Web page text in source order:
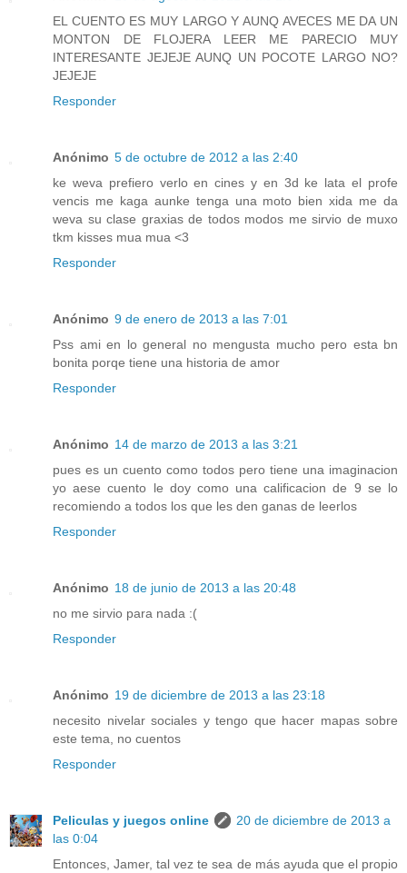
EL CUENTO ES MUY LARGO Y AUNQ AVECES ME DA UN
MONTON DE FLOJERA LEER ME PARECIO MUY
INTERESANTE JEJEJE AUNQ UN POCOTE LARGO NO?
JEJEJE
Responder
Anónimo 5 de octubre de 2012 a las 2:40
ke weva prefiero verlo en cines y en 3d ke lata el profe
vencis me kaga aunke tenga una moto bien xida me da
weva su clase graxias de todos modos me sirvio de muxo
tkm kisses mua mua <3
Responder
Anónimo 9 de enero de 2013 a las 7:01
Pss ami en lo general no mengusta mucho pero esta bn
bonita porqe tiene una historia de amor
Responder
Anónimo 14 de marzo de 2013 a las 3:21
pues es un cuento como todos pero tiene una imaginacion
yo aese cuento le doy como una calificacion de 9 se lo
recomiendo a todos los que les den ganas de leerlos
Responder
Anónimo 18 de junio de 2013 a las 20:48
no me sirvio para nada :(
Responder
Anónimo 19 de diciembre de 2013 a las 23:18
necesito nivelar sociales y tengo que hacer mapas sobre
este tema, no cuentos
Responder
Peliculas y juegos online
20 de diciembre de 2013 a
las 0:04
Entonces, Jamer, tal vez te sea de más ayuda que el propio